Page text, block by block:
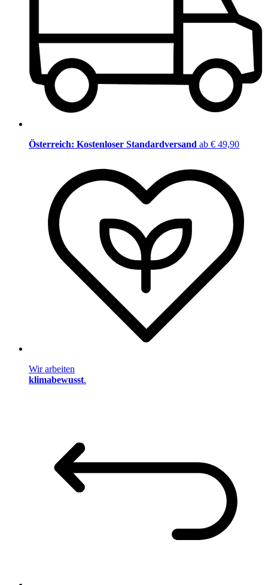
Österreich: Kostenloser Standardversand ab € 49,90
Wir arbeiten
klimabewusst.